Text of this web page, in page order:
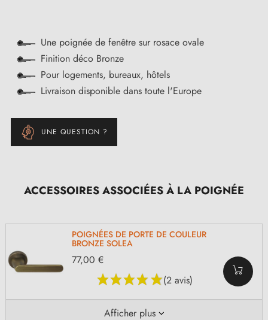
Une poignée de fenêtre sur rosace ovale
Finition déco Bronze
Pour logements, bureaux, hôtels
Livraison disponible dans toute l'Europe
UNE QUESTION ?
ACCESSOIRES ASSOCIÉES À LA POIGNÉE
POIGNÉES DE PORTE DE COULEUR
BRONZE SOLEA
(2 avis)
77,00 €
Afficher plus